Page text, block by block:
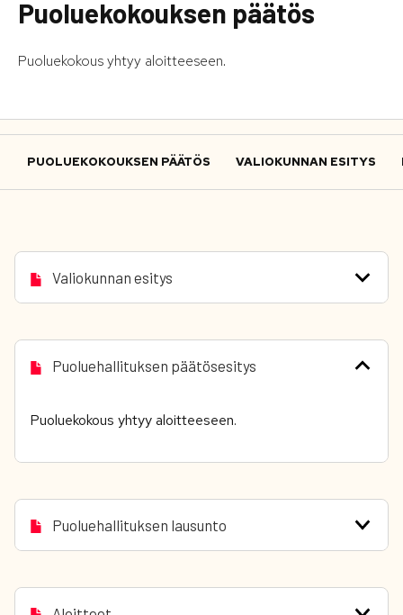
Puoluekokouksen päätös
Puoluekokous yhtyy aloitteeseen.
PUOLUEKOKOUKSEN PÄÄTÖS VALIOKUNNAN ESITYS
Valiokunnan esitys
Puoluehallituksen päätösesitys
Puoluekokous yhtyy aloitteeseen.
Puoluehallituksen lausunto